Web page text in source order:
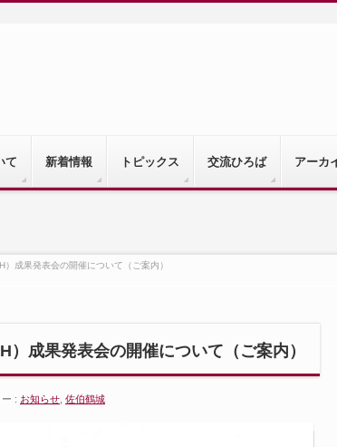
て 新着情報 トピックス 交流ひろば アーカ
成果発表会の開催について（ご案内）
成果発表会の開催について（ご案内）
: お知らせ 佐伯鶴城